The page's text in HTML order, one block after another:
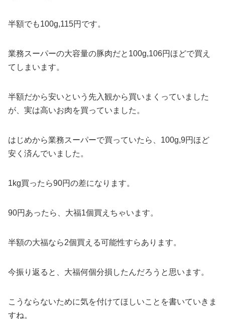
半額でも100g,115円です。
業務スーパーの大容量の豚肉だと100g,106円ほどで買え
てしまいます。
半額だから安いという先入観から買いまくっていました
が、実は高いお肉を買っていました。
はじめから業務スーパーで買っていたら、100g,9円ほど
安く済んでいました。
1kg買ったら90円の差になります。
90円あったら、大福1個買えちゃいます。
半額の大福なら2個買える可能性すらあります。
今振り返ると、大福何個分損したんだろうと思います。
こうならないために気を付けてほしいことを書いていきま
すね。